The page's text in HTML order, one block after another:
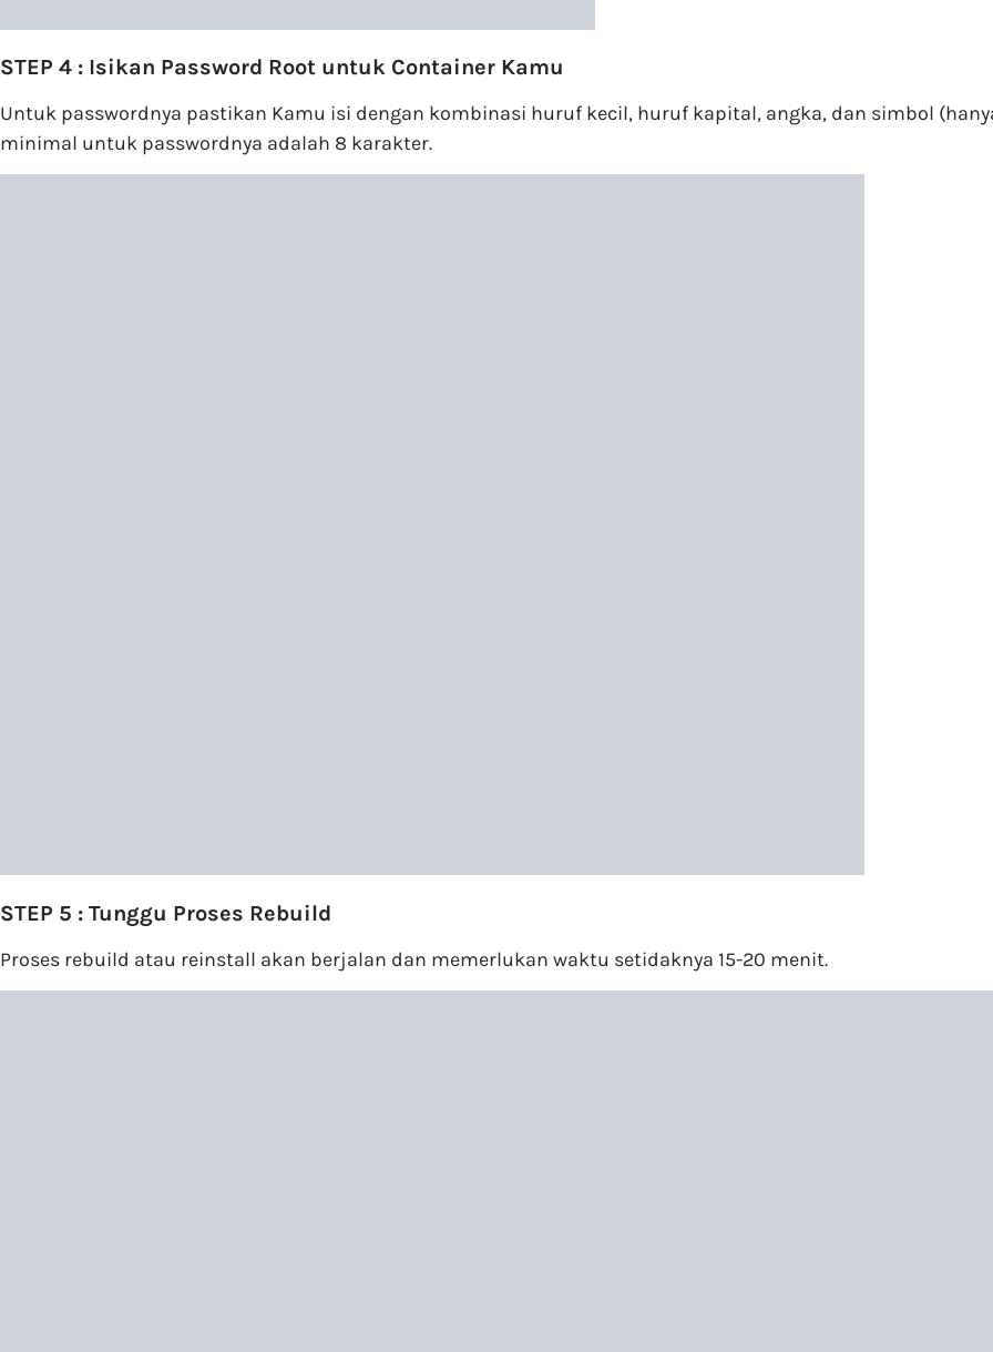
STEP 4 : Isikan Password Root untuk Container Kamu
Untuk passwordnya pastikan Kamu isi dengan kombinasi huruf kecil, huruf kapital, angka, dan simbol
minimal untuk passwordnya adalah 8 karakter.
STEP 5 : Tunggu Proses Rebuild
Proses rebuild atau reinstall akan berjalan dan memerlukan waktu setidaknya 15-20 menit.